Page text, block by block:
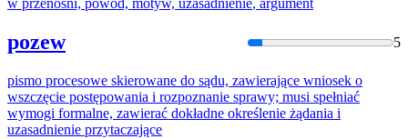
w przenośni, powód, motyw, uzasadnienie, argument
pozew 5
pismo procesowe skierowane do sądu, zawierające wniosek o
wszczęcie postępowania i rozpoznanie sprawy; musi spełniać
wymogi formalne, zawierać dokładne określenie żądania i
uzasadnienie przytaczające